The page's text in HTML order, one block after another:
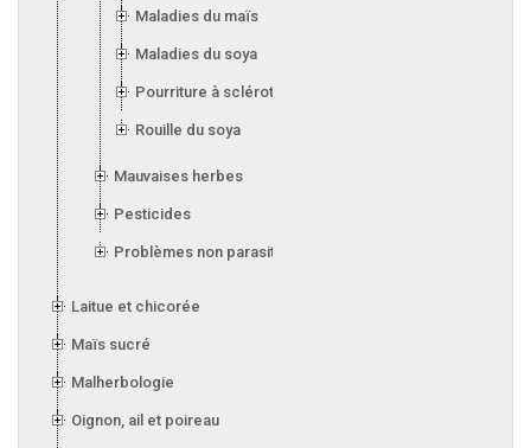
Maladies du maïs
Maladies du soya
Pourriture à sclérotes
Rouille du soya
Mauvaises herbes
Pesticides
Problèmes non parasitaires
Laitue et chicorée
Maïs sucré
Malherbologie
Oignon, ail et poireau